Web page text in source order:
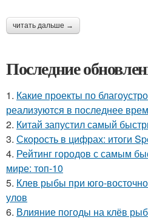
читать дальше →
Последние
1. Какие проекты по
реализуются в последнее
2. Китай запустил самый
3. Скорость в цифрах: итоги
4. Рейтинг городов с самым
мире: топ-10
5. Клев рыбы при юго-
улов
6. Влияние погоды на клёв